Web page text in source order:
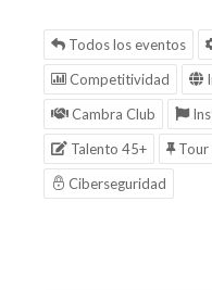
Todos los eventos
Competitividad
Cambra Club
Talento 45+
Tour
Ciberseguridad